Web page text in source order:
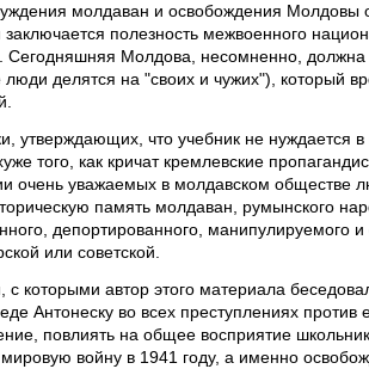
молдаван и освобождения Молдовы
заключается полезность межвоенного
Сегодняшняя Молдова, несомненно, должна
делятся на "своих и чужих"), который
утверждающих, что учебник не нуждается
того, как кричат кремлевские
очень уважаемых в молдавском обществе
память молдаван, румынского
депортированного, манипулируемого
или советской.
с которыми автор этого материала
Антонеску во всех преступлениях
повлиять на общее восприятие
войну в 1941 году, а именно